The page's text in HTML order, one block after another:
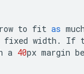
to fit as
fixed width . If
a 40px margin